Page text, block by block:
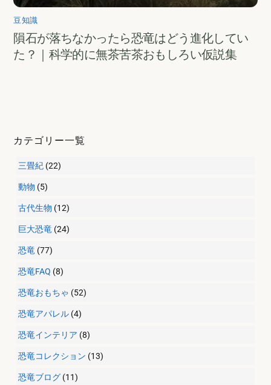
豆知識
隕石が落ちなかったら恐竜はどう進化してい
た？｜科学的に無茶苦茶おもしろい仮説集
カテゴリー一覧
三畳紀 (22)
動物 (5)
古代生物 (12)
巨大恐竜 (24)
恐竜 (77)
恐竜FAQ (8)
恐竜おもちゃ (52)
恐竜アパレル (4)
恐竜インテリア (8)
恐竜コレクション (13)
恐竜ブログ (11)